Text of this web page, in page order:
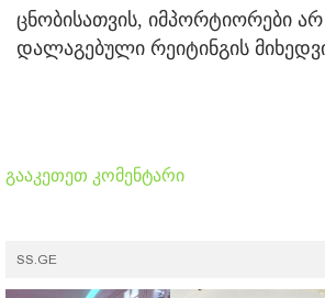
ცნობისათვის, იმპორტიორები
დალაგებული რეიტინგის
გააკეთეთ კომენტარი
SS.GE